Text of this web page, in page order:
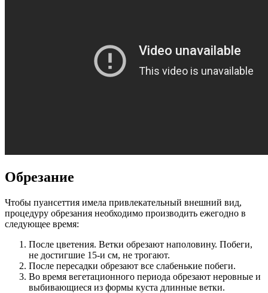
Обрезание
Чтобы пуансеттия имела привлекательный внешний вид,
процедуру обрезания необходимо производить ежегодно в
следующее время:
После цветения. Ветки обрезают наполовину. Побеги,
не достигшие 15-и см, не трогают.
После пересадки обрезают все слабенькие побеги.
Во время вегетационного периода обрезают неровные и
выбивающиеся из формы куста длинные ветки.